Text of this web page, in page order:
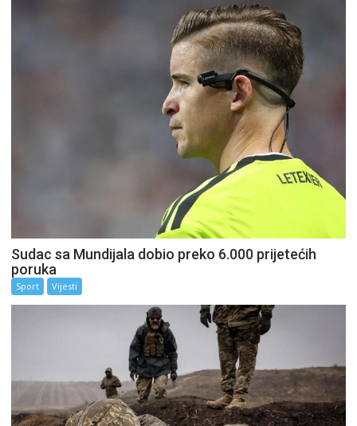
Sudac sa Mundijala dobio preko 6.000 prijetećih
poruka
Sport Vijesti